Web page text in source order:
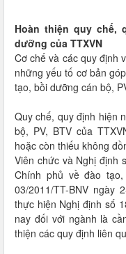
Hoàn thiện quy chế,
dưỡng của TTXVN
Cơ chế và các quy định
những yếu tố cơ bản
tạo, bồi dưỡng cán bộ,
Quy chế, quy định hiện
bộ, PV, BTV của
hoặc còn thiếu không
Viên chức và Nghị định
Chính phủ về đào
03/2011/TT-BNV ngày
thực hiện Nghị định số
nay đối với ngành là
thiện các quy định liên